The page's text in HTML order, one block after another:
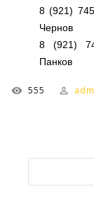
8 (921)
Чернов
8 (921)
Панков
555